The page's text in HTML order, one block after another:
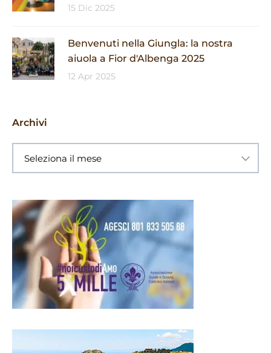
15 Dic 2025
Benvenuti nella Giungla: la nostra
aiuola a Fior d'Albenga 2025
12 Apr 2025
Archivi